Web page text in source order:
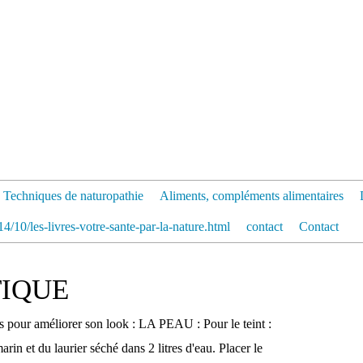
Techniques de naturopathie Aliments, compléments alimentaires
10/les-livres-votre-sante-par-la-nature.html contact Contact
pour améliorer son look : LA PEAU : Pour le teint :
et du laurier séché dans 2 litres d'eau. Placer le